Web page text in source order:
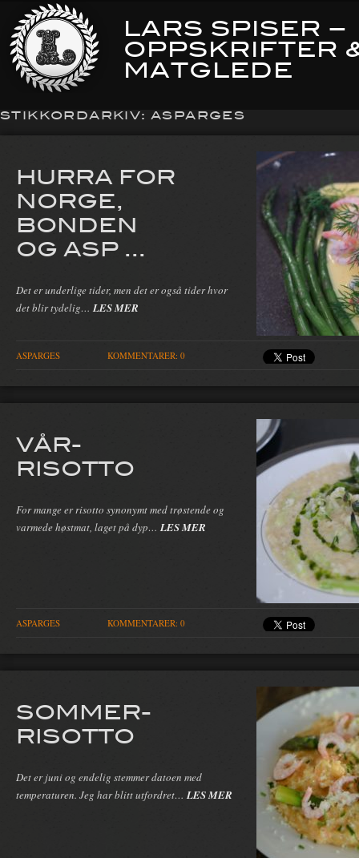
LARS SPISER –
OPPSKRIFTER
MATGLEDE
STIKKORDARKIV: ASPARGES
HURRA FOR
NORGE,
BONDEN
OG ASP ...
Det er underlige tider, men det er også tider hvor
det blir tydelig… LES MER
ASPARGES KOMMENTARER: 0
VÅR-
RISOTTO
For mange er risotto synonymt med trøstende og
varmede høstmat, laget på dyp… LES MER
ASPARGES KOMMENTARER: 0
SOMMER-
RISOTTO
Det er juni og endelig stemmer datoen med
temperaturen. Jeg har blitt utfordret… LES MER